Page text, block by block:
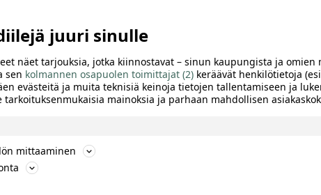
kemiallisella kuorinnalla Helsingissä.
tavan uudistaa ihon ulkonäköä.
juuri sinulle
näet tarjouksia, jotka kiinnostavat – sinun kaupungista ja omien
sen kolmannen osapuolen toimittajat (2) keräävät henkilötietoja
evästeitä ja muita teknisiä keinoja tietojen tallentamiseen ja
mainoksia ja parhaan mahdollisen
mittaaminen